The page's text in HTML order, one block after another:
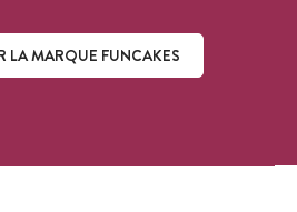
LA MARQUE FUNCAKES